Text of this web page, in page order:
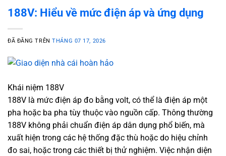
188V: Hiểu về mức điện áp và ứng dụng
ĐÃ ĐĂNG TRÊNTHÁNG 07 17, 2026
Khái niệm 188V
188V là mức điện áp đo bằng volt, có thể là điện áp một
pha hoặc ba pha tùy thuộc vào nguồn cấp. Thông thường
188V không phải chuẩn điện áp dân dụng phổ biến, mà
xuất hiện trong các hệ thống đặc thù hoặc do hiệu chỉnh
đo sai, hoặc trong các thiết bị thử nghiệm. Việc nhận diện